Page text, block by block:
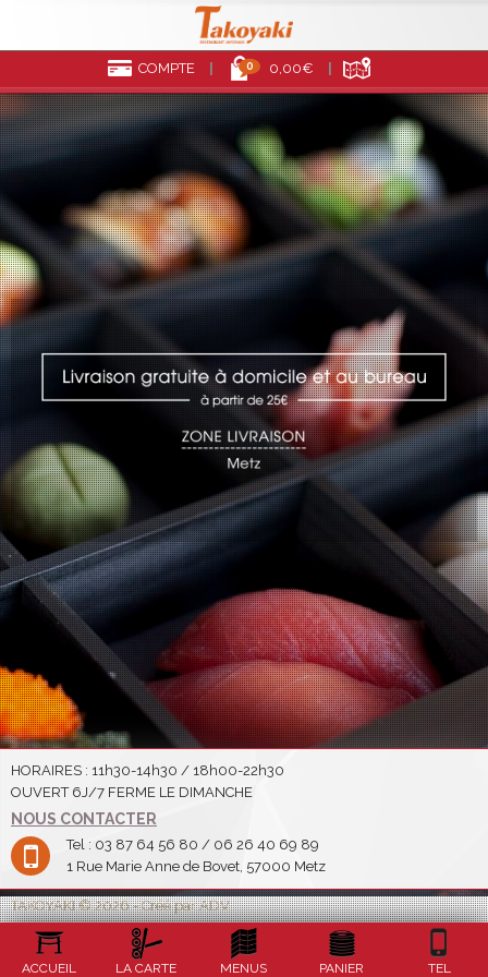
COMPTE 0 0,00€
HORAIRES : 11h30-14h30 / 18h00-22h30
OUVERT 6J/7 FERME LE DIMANCHE
NOUS CONTACTER
Tel : 03 87 64 56 80 / 06 26 40 69 89
1 Rue Marie Anne de Bovet, 57000 Metz
TAKOYAKI © 2026 - Créé par ADV
ACCUEIL LA CARTE MENUS PANIER TEL